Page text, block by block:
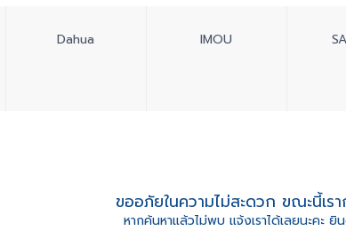
Dahua IMOU
ขออภัยในความไม่สะดวก ขณะนี้เร
หากค้นหาแล้วไม่พบ แจ้งเราได้เลยนะคะ